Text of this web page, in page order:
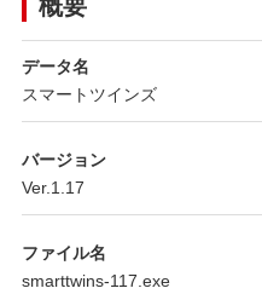
データ名
スマートツインズ
バージョン
Ver.1.17
ファイル名
smarttwins-117.exe